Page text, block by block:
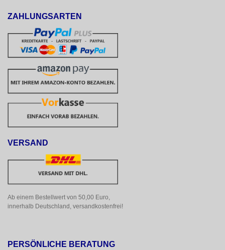
ZAHLUNGSARTEN
VERSAND
Ab einem Bestellwert von 50,00 Euro,
innerhalb Deutschland, versandkostenfrei!
PERSÖNLICHE BERATUNG